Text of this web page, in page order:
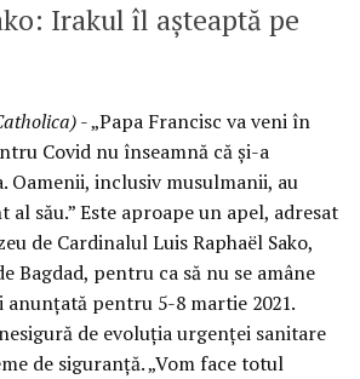
Irakul îl așteaptă pe
- „Papa Francisc va veni în
Covid nu înseamnă că și-a
Oamenii, inclusiv musulmanii, au
al său.” Este aproape un apel, adresat
de Cardinalul Luis Raphaël Sako,
Bagdad, pentru ca să nu se amâne
pentru 5-8 martie 2021.
de evoluția urgenței sanitare
de siguranță. „Vom face totul